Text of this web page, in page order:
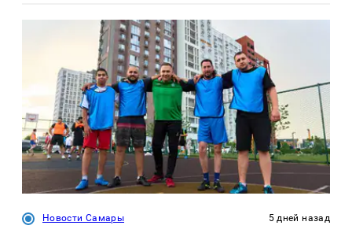
Новости Самары 5 дней назад